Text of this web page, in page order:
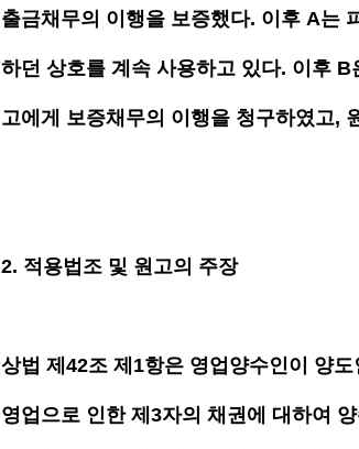
출금채무의 이행을 보증했다. 이후 A는
하던 상호를 계속 사용하고 있다. 이후
고에게 보증채무의 이행을 청구하였고,
2. 적용법조 및 원고의 주장
상법 제42조 제1항은 영업양수인이 양
영업으로 인한 제3자의 채권에 대하여